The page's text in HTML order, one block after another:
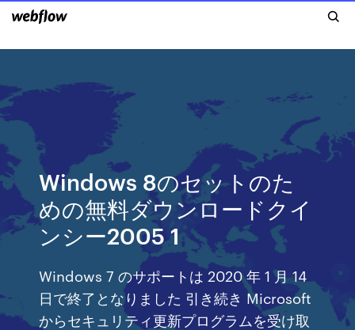
Windows 8のセットのた
めの無料ダウンロードクイ
ンシー2005 1
Windows 7 のサポートは 2020 年 1 月 14
日で終了となりました 引き続き Microsoft
からセキュリティ更新プログラムを受け取